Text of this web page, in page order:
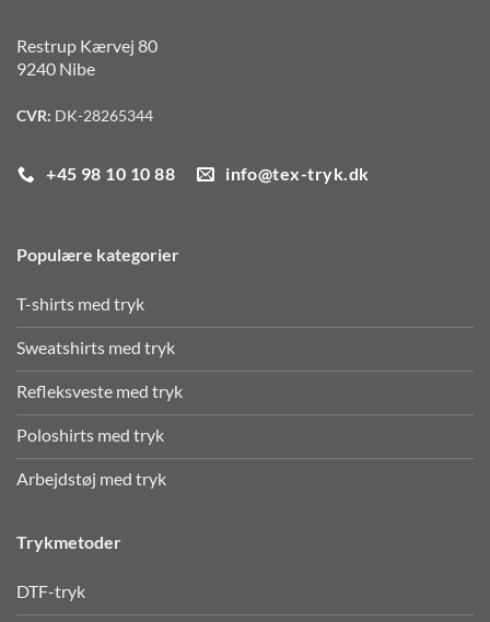
Restrup Kærvej 80
9240 Nibe
CVR: DK-28265344
+45 98 10 10 88 info@tex-tryk.dk
Populære kategorier
T-shirts med tryk
Sweatshirts med tryk
Refleksveste med tryk
Poloshirts med tryk
Arbejdstøj med tryk
Trykmetoder
DTF-tryk